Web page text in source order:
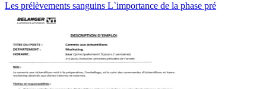
Les prélèvements sanguins L`importance de la phase pré